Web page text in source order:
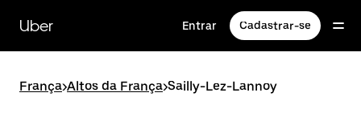
para
conteúdo
Uber Entrar Cadastrar-se
França>Altos da França>Sailly-Lez-Lannoy